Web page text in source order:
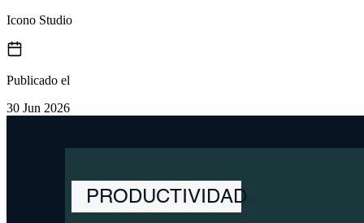
Icono Studio
Publicado el
30 Jun 2026